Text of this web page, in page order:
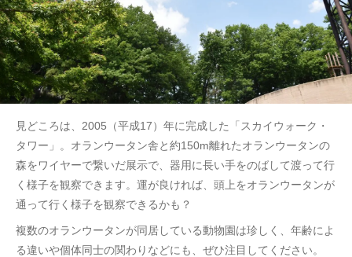
見どころは、2005（平成17）年に完成した「スカイウォーク・
タワー」。オランウータン舎と約150m離れたオランウータンの
森をワイヤーで繋いだ展示で、器用に長い手をのばして渡って行
く様子を観察できます。運が良ければ、頭上をオランウータンが
通って行く様子を観察できるかも？
複数のオランウータンが同居している動物園は珍しく、年齢によ
る違いや個体同士の関わりなどにも、ぜひ注目してください。